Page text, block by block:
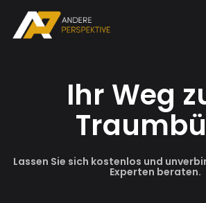
Ihr Weg
Lassen Sie sich kostenlos und
Experten beraten.